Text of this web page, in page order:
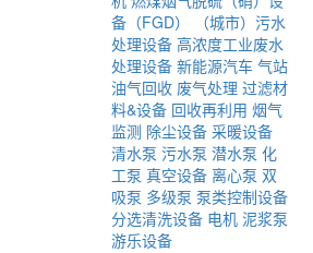
备（FGD）
（城市）污水
处理设备 高浓度工业废水
处理设备 新能源汽车 气站
油气回收 废气处理 过滤材
料&设备 回收再利用 烟气
监测 除尘设备 采暖设备
清水泵 污水泵 潜水泵 化
工泵 真空设备 离心泵 双
吸泵 多级泵 泵类控制设备
分选清洗设备 电机 泥浆泵
游乐设备